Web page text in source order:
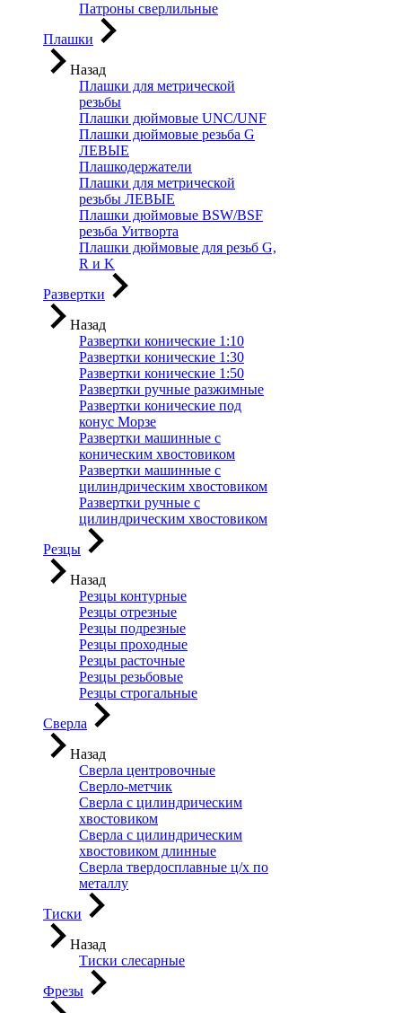
Патроны сверлильные
Плашки
Назад
Плашки для метрической
резьбы
Плашки дюймовые UNC/UNF
Плашки дюймовые резьба G
ЛЕВЫЕ
Плашкодержатели
Плашки для метрической
резьбы ЛЕВЫЕ
Плашки дюймовые BSW/BSF
резьба Уитворта
Плашки дюймовые для резьб G,
R и K
Развертки
Назад
Развертки конические 1:10
Развертки конические 1:30
Развертки конические 1:50
Развертки ручные разжимные
Развертки конические под
конус Морзе
Развертки машинные с
коническим хвостовиком
Развертки машинные с
цилиндрическим хвостовиком
Развертки ручные с
цилиндрическим хвостовиком
Резцы
Назад
Резцы контурные
Резцы отрезные
Резцы подрезные
Резцы проходные
Резцы расточные
Резцы резьбовые
Резцы строгальные
Сверла
Назад
Сверла центровочные
Сверло-метчик
Сверла с цилиндрическим
хвостовиком
Сверла с цилиндрическим
хвостовиком длинные
Сверла твердосплавные ц/х по
металлу
Тиски
Назад
Тиски слесарные
Фрезы